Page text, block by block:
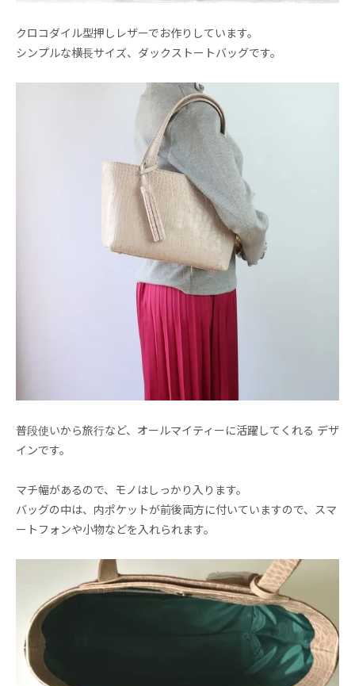
クロコダイル型押しレザーでお作りしています。
シンプルな横長サイズ、ダックストートバッグです。
普段使いから旅行など、オールマイティーに活躍してくれる デザ
インです。
マチ幅があるので、モノはしっかり入ります。
バッグの中は、内ポケットが前後両方に付いていますので、スマ
ートフォンや小物などを入れられます。